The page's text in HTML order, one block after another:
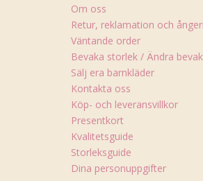
Om oss
Retur, reklamation och
Väntande order
Bevaka storlek / Ändra
Sälj era barnkläder
Kontakta oss
Köp- och leveransvillkor
Presentkort
Kvalitetsguide
Storleksguide
Dina personuppgifter